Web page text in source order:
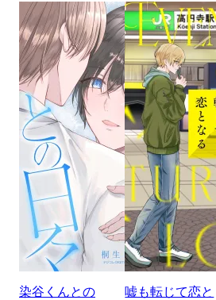
染谷くんとの
嘘も転じて恋と